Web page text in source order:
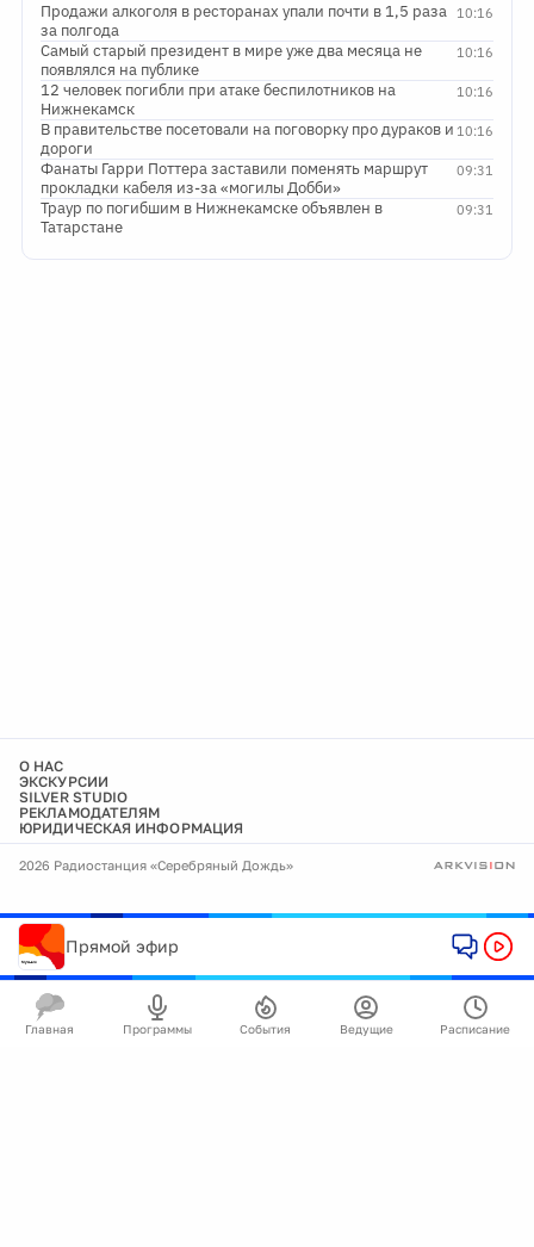
10:16
Продажи алкоголя в ресторанах упали почти в 1,5 раза
за полгода
10:16
Самый старый президент в мире уже два месяца не
появлялся на публике
10:16
12 человек погибли при атаке беспилотников на
Нижнекамск
10:16
В правительстве посетовали на поговорку про дураков и
дороги
09:31
Фанаты Гарри Поттера заставили поменять маршрут
прокладки кабеля из-за «могилы Добби»
09:31
Траур по погибшим в Нижнекамске объявлен в
Татарстане
О НАС
ЭКСКУРСИИ
SILVER STUDIO
РЕКЛАМОДАТЕЛЯМ
ЮРИДИЧЕСКАЯ ИНФОРМАЦИЯ
2026 Радиостанция «Серебряный Дождь»
Прямой эфир
Главная Программы События Ведущие Расписание